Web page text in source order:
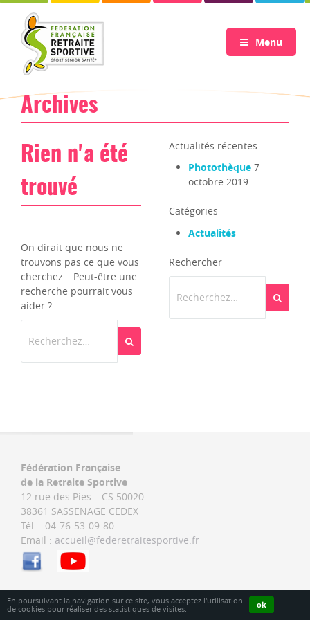
En poursuivant la navigation sur ce site, vous acceptez l'utilisation
de cookies pour réaliser des statistiques de visites.
ok
Archives
Rien n'a été
trouvé
On dirait que nous ne
trouvons pas ce que vous
cherchez… Peut-être une
recherche pourrait vous
aider ?
Rechercher
Actualités récentes
Photothèque 7
octobre 2019
Catégories
Actualités
Rechercher
Fédération Française
de la Retraite Sportive
12 rue des Pies – CS 50020
38361 SASSENAGE CEDEX
Tél. : 04-76-53-09-80
Email : accueil@federetraitesportive.fr
Menu